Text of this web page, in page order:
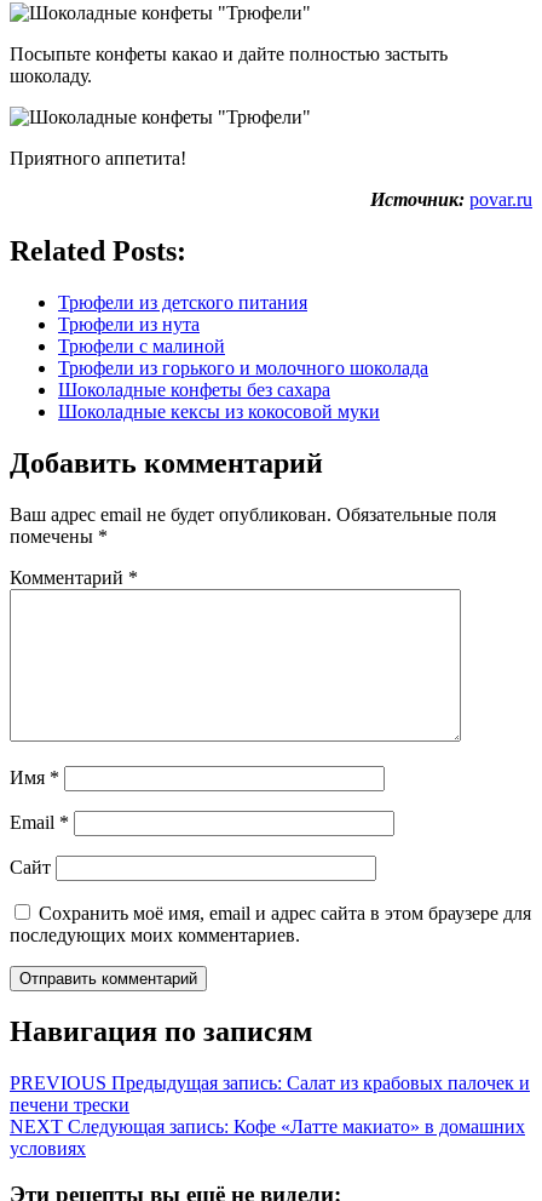
Посыпьте конфеты какао и дайте полностью застыть
шоколаду.
Приятного аппетита!
Источник: povar.ru
Related Posts:
Трюфели из детского питания
Трюфели из нута
Трюфели с малиной
Трюфели из горького и молочного шоколада
Шоколадные конфеты без сахара
Шоколадные кексы из кокосовой муки
Добавить комментарий
Ваш адрес email не будет опубликован. Обязательные поля
помечены *
Комментарий *
Имя *
Email *
Сайт
Сохранить моё имя, email и адрес сайта в этом браузере для
последующих моих комментариев.
Навигация по записям
PREVIOUS Предыдущая запись: Салат из крабовых палочек и
печени трески
NEXT Следующая запись: Кофе «Латте макиато» в домашних
условиях
Эти рецепты вы ещё не видели: